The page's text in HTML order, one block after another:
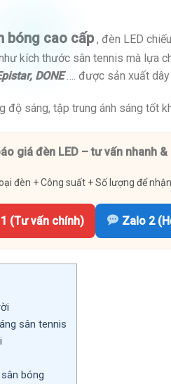
bóng cao cấp , đèn LED
kích thước sân tennis mà lựa
DONE …. được sản xuất
độ sáng, tập trung ánh sáng tốt
giá đèn LED – tư vấn nhanh
đèn + Công suất + Số lượng để
(Tư vấn chính) Zalo 2
sân tennis
bóng